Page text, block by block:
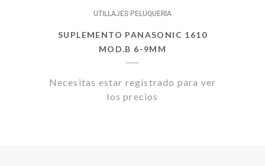
UTILLAJES PELUQUERIA
SUPLEMENTO PANASONIC 1610
MOD.B 6-9MM
Necesitas estar registrado para ver
los precios